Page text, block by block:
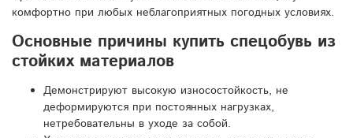
комфортно при любых неблагоприятных погодных условиях.
Основные причины купить спецобувь из
стойких материалов
Демонстрируют высокую износостойкость, не
деформируются при постоянных нагрузках,
нетребовательны в уходе за собой.